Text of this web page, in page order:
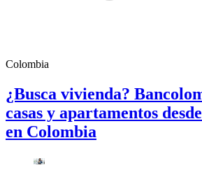
Colombia
¿Busca vivienda?
casas y apartamentos
en Colombia